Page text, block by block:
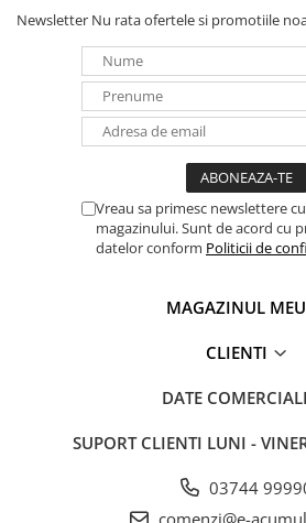
Panouri portabile
Racire/Incalzire
Statii energie portabile
Dulapuri pentru cablare
structurata
Laptop & PC accesorii, baterii,
Solutii solare portabile
Newsletter Nu rata ofertele si promotiile
Vreau sa primesc newslettere
magazinului. Sunt de acord cu
datelor conform Politicii de
MAGAZINUL MEU
CLIENTI
DATE
SUPORT CLIENTI LUNI -
03744